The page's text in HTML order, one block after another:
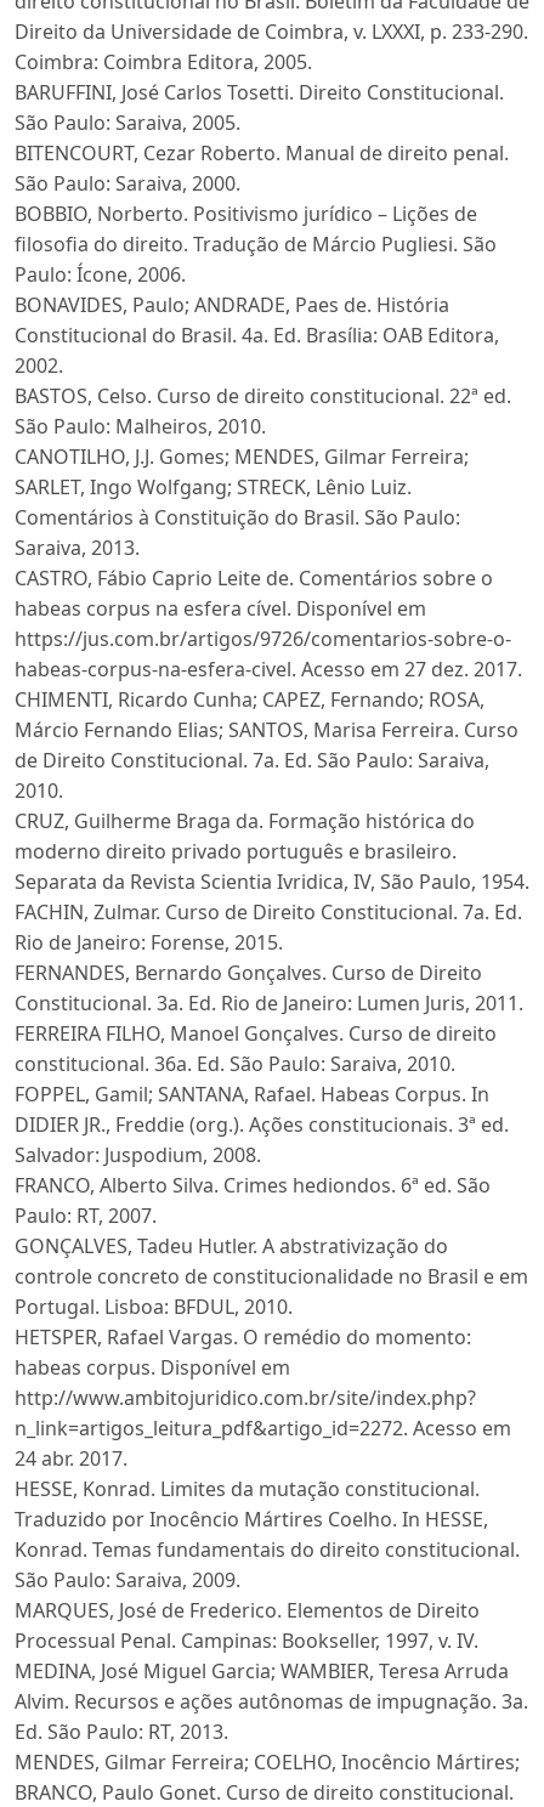
Direito da Universidade de Coimbra, v. LXXXI, p. 233-290.
Coimbra: Coimbra Editora, 2005.
BARUFFINI, José Carlos Tosetti. Direito Constitucional.
São Paulo: Saraiva, 2005.
BITENCOURT, Cezar Roberto. Manual de direito penal.
São Paulo: Saraiva, 2000.
BOBBIO, Norberto. Positivismo jurídico – Lições de
filosofia do direito. Tradução de Márcio Pugliesi. São
Paulo: Ícone, 2006.
BONAVIDES, Paulo; ANDRADE, Paes de. História
Constitucional do Brasil. 4a. Ed. Brasília: OAB Editora,
2002.
BASTOS, Celso. Curso de direito constitucional. 22ª ed.
São Paulo: Malheiros, 2010.
CANOTILHO, J.J. Gomes; MENDES, Gilmar Ferreira;
SARLET, Ingo Wolfgang; STRECK, Lênio Luiz.
Comentários à Constituição do Brasil. São Paulo:
Saraiva, 2013.
CASTRO, Fábio Caprio Leite de. Comentários sobre o
habeas corpus na esfera cível. Disponível em
https://jus.com.br/artigos/9726/comentarios-sobre-o-
habeas-corpus-na-esfera-civel. Acesso em 27 dez. 2017.
CHIMENTI, Ricardo Cunha; CAPEZ, Fernando; ROSA,
Márcio Fernando Elias; SANTOS, Marisa Ferreira. Curso
de Direito Constitucional. 7a. Ed. São Paulo: Saraiva,
2010.
CRUZ, Guilherme Braga da. Formação histórica do
moderno direito privado português e brasileiro.
Separata da Revista Scientia Ivridica, IV, São Paulo, 1954.
FACHIN, Zulmar. Curso de Direito Constitucional. 7a. Ed.
Rio de Janeiro: Forense, 2015.
FERNANDES, Bernardo Gonçalves. Curso de Direito
Constitucional. 3a. Ed. Rio de Janeiro: Lumen Juris, 2011.
FERREIRA FILHO, Manoel Gonçalves. Curso de direito
constitucional. 36a. Ed. São Paulo: Saraiva, 2010.
FOPPEL, Gamil; SANTANA, Rafael. Habeas Corpus. In
DIDIER JR., Freddie (org.). Ações constitucionais. 3ª ed.
Salvador: Juspodium, 2008.
FRANCO, Alberto Silva. Crimes hediondos. 6ª ed. São
Paulo: RT, 2007.
GONÇALVES, Tadeu Hutler. A abstrativização do
controle concreto de constitucionalidade no Brasil e em
Portugal. Lisboa: BFDUL, 2010.
HETSPER, Rafael Vargas. O remédio do momento:
habeas corpus. Disponível em
http://www.ambitojuridico.com.br/site/index.php?
n_link=artigos_leitura_pdf&artigo_id=2272. Acesso em
24 abr. 2017.
HESSE, Konrad. Limites da mutação constitucional.
Traduzido por Inocêncio Mártires Coelho. In HESSE,
Konrad. Temas fundamentais do direito constitucional.
São Paulo: Saraiva, 2009.
MARQUES, José de Frederico. Elementos de Direito
Processual Penal. Campinas: Bookseller, 1997, v. IV.
MEDINA, José Miguel Garcia; WAMBIER, Teresa Arruda
Alvim. Recursos e ações autônomas de impugnação. 3a.
Ed. São Paulo: RT, 2013.
MENDES, Gilmar Ferreira; COELHO, Inocêncio Mártires;
BRANCO, Paulo Gonet. Curso de direito constitucional.